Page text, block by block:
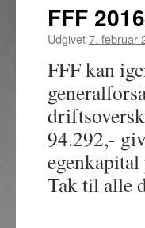
FFF
Udgivet7. februar
FFF kan
94.292,-
Tak til alle